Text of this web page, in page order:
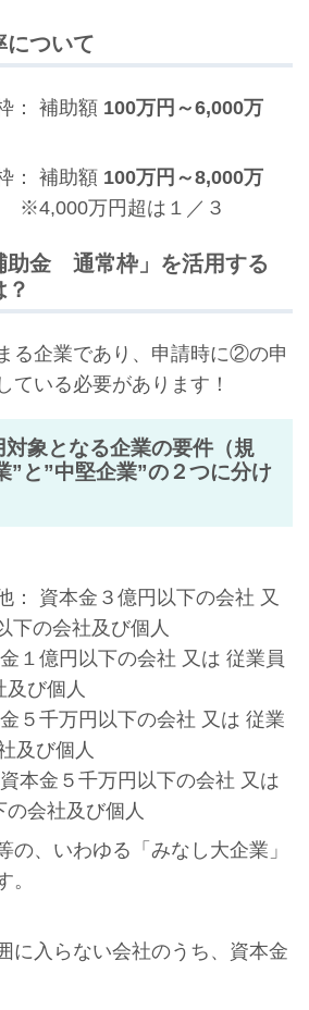
について
： 補助額 100万円 ～6,000万
： 補助額100万円～8,000万
※4,000万円超は１／３
助金 通常枠」を活用する
る企業であり、申請時に②の申
ている必要があります！
象となる企業の要件（規
”と”中堅企業”の２つに分け
資本金３億円以下の会社 又
下の会社及び個人
１億円以下の会社 又は 従業員
び個人
５千万円以下の会社 又は 従業
及び個人
本金５千万円以下の会社 又は
会社及び個人
、いわゆる「みなし大企業」
。
に入らない会社のうち、資本金